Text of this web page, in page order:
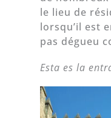
le lieu de
lorsqu’il est
pas dégueu
Esta es la